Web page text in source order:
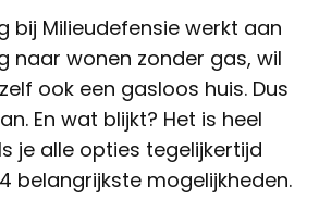
bij Milieudefensie werkt aan
naar wonen zonder gas, wil
ook een gasloos huis. Dus
En wat blijkt? Het is heel
je alle opties tegelijkertijd
belangrijkste mogelijkheden.